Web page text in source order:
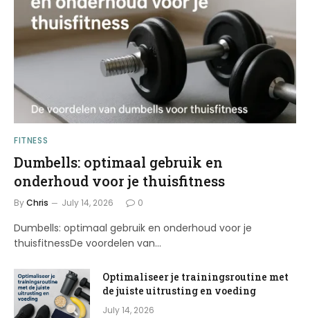
FITNESS
Dumbells: optimaal gebruik en
onderhoud voor je thuisfitness
ByChris July 14, 2026 0
Dumbells: optimaal gebruik en onderhoud voor je
thuisfitnessDe voordelen van…
Optimaliseer je trainingsroutine met
de juiste uitrusting en voeding
July 14, 2026